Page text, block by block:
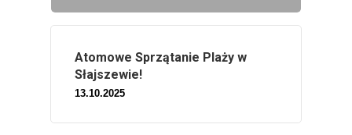
Atomowe Sprzątanie Plaży w
Słajszewie!
13.10.2025